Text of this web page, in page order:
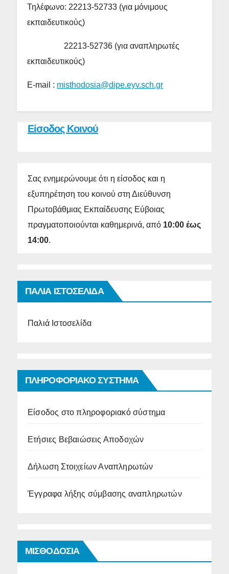
Τηλέφωνο: 22213-52733 (για μόνιμους
εκπαιδευτικούς)
22213-52736 (για αναπληρωτές
εκπαιδευτικούς)
Ε-mail : misthodosia@dipe.eyv.sch.gr
Είσοδος Κοινού
Σας ενημερώνουμε ότι η είσοδος και η
εξυπηρέτηση του κοινού στη Διεύθυνση
Πρωτοβάθμιας Εκπαίδευσης Εύβοιας
πραγματοποιούνται καθημερινά, από 10:00 έως
14:00.
ΠΑΛΙΑ ΙΣΤΟΣΕΛΙΔΑ
Παλιά Ιστοσελίδα
ΠΛΗΡΟΦΟΡΙΑΚΟ ΣΥΣΤΗΜΑ
Είσοδος στο πληροφοριακό σύστημα
Ετήσιες Βεβαιώσεις Αποδοχών
Δήλωση Στοιχείων Αναπληρωτών
Έγγραφα λήξης σύμβασης αναπληρωτών
ΜΙΣΘΟΔΟΣΙΑ